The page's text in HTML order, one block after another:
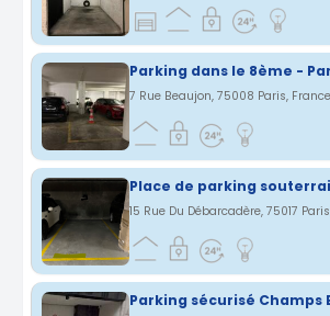
Parking dans le 8ème -
7 Rue Beaujon, 75008 Paris, France
Place de parking
15 Rue Du Débarcadère, 75017